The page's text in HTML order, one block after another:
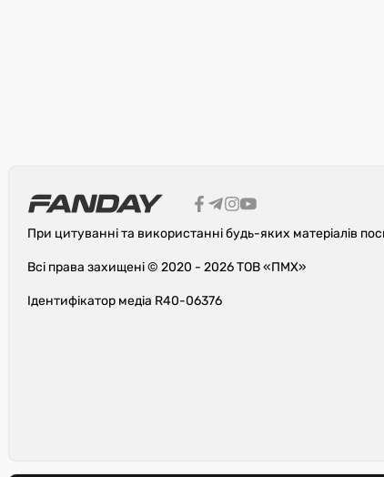
При цитуванні та використанні будь-яких матеріалів
Всі права захищені © 2020 - 2026 ТОВ «ПМХ»
Ідентифікатор медіа R40-06376